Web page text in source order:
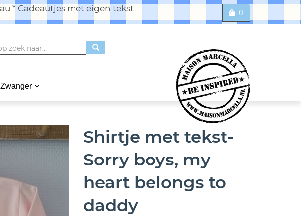
* Cadeautjes met eigen tekst 0
Zwanger
Shirtje met tekst-
Sorry boys, my
heart belongs to
daddy